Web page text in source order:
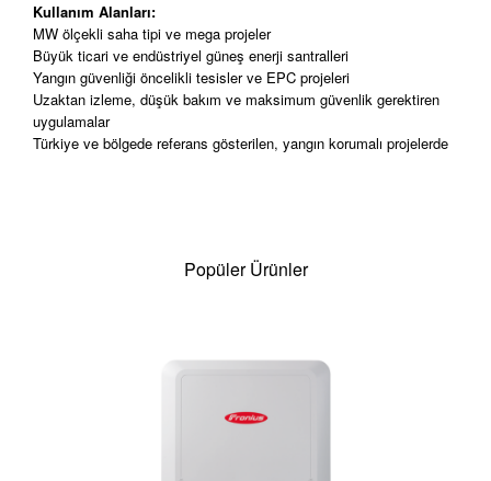
Kullanım Alanları:
MW ölçekli saha tipi ve mega projeler
Büyük ticari ve endüstriyel güneş enerji santralleri
Yangın güvenliği öncelikli tesisler ve EPC projeleri
Uzaktan izleme, düşük bakım ve maksimum güvenlik gerektiren
uygulamalar
Türkiye ve bölgede referans gösterilen, yangın korumalı projelerde
Popüler Ürünler